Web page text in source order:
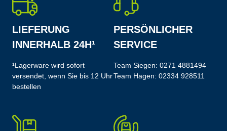
LIEFERUNG
INNERHALB 24H¹
¹Lagerware wird sofort
versendet, wenn Sie bis 12 Uhr
bestellen
PERSÖNLICHER
SERVICE
Team Siegen: 0271 4881494
Team Hagen: 02334 928511